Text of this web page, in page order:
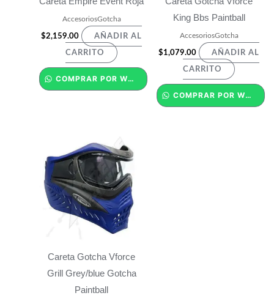
AccesoriosGotcha
$2,159.00 AÑADIR AL
CARRITO
COMPRAR POR WHATSAPP
King Bbs Paintball
AccesoriosGotcha
$1,079.00 AÑADIR AL
CARRITO
COMPRAR POR WHATSAPP
Careta Gotcha Vforce
Grill Grey/blue Gotcha
Paintball